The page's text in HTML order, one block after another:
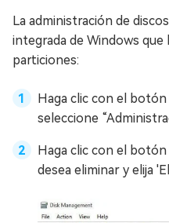
La administración de
integrada de Windows
particiones:
Haga clic con el
seleccione
Haga clic con el
desea eliminar y elija